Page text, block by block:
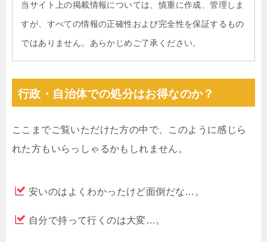
当サイト上の掲載情報については、慎重に作成、管理しま
すが、すべての情報の正確性および完全性を保証するもの
ではありません。あらかじめご了承ください。
行政・自治体での処分はお得なのか？
ここまでご覧いただけた方の中で、このように感じら
れた方もいらっしゃるかもしれません。
安いのはよくわかったけど面倒だな…。
自分で持って行くのは大変…。